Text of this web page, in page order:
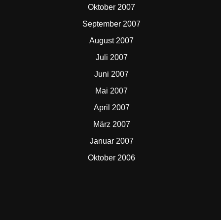
Oktober 2007
September 2007
August 2007
Juli 2007
Juni 2007
Mai 2007
April 2007
März 2007
Januar 2007
Oktober 2006